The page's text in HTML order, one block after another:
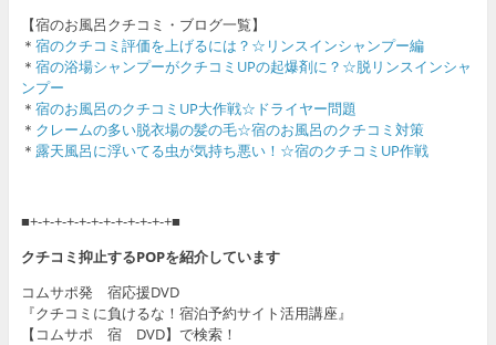
【宿のお風呂クチコミ・ブログ一覧】
＊ 宿のクチコミ評価を上げるには？☆リンスインシャンプー編
＊ 宿の浴場シャンプーがクチコミUPの起爆剤に？☆脱リンスインシャ
ンプー
＊ 宿のお風呂のクチコミUP大作戦☆ドライヤー問題
＊ クレームの多い脱衣場の髪の毛☆宿のお風呂のクチコミ対策
＊ 露天風呂に浮いてる虫が気持ち悪い！☆宿のクチコミUP作戦
■+-+-+-+-+-+-+-+-+-+-+-+■
クチコミ抑止するPOPを紹介しています
コムサポ発 宿応援DVD
『クチコミに負けるな！宿泊予約サイト活用講座』
【コムサポ 宿 DVD】で検索！